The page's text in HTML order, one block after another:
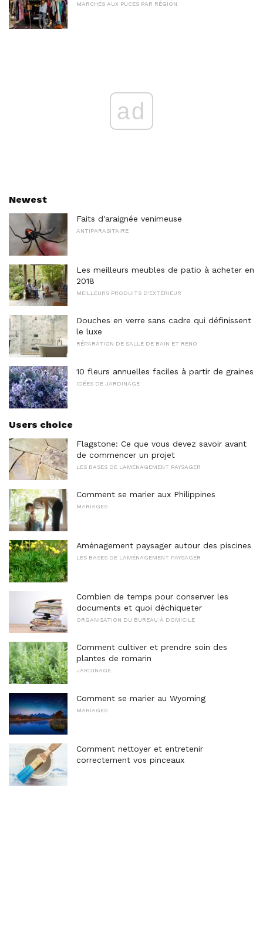
MARCHÉS AUX PUCES PAR RÉGION
ad
Newest
Faits d'araignée venimeuse
ANTIPARASITAIRE
Les meilleurs meubles de patio à acheter en
2018
MEILLEURS PRODUITS D'EXTÉRIEUR
Douches en verre sans cadre qui définissent
le luxe
RÉPARATION DE SALLE DE BAIN ET RENO
10 fleurs annuelles faciles à partir de graines
IDÉES DE JARDINAGE
Users choice
Flagstone: Ce que vous devez savoir avant
de commencer un projet
LES BASES DE L'AMÉNAGEMENT PAYSAGER
Comment se marier aux Philippines
MARIAGES
Aménagement paysager autour des piscines
LES BASES DE L'AMÉNAGEMENT PAYSAGER
Combien de temps pour conserver les
documents et quoi déchiqueter
ORGANISATION DU BUREAU À DOMICILE
Comment cultiver et prendre soin des
plantes de romarin
JARDINAGE
Comment se marier au Wyoming
MARIAGES
Comment nettoyer et entretenir
correctement vos pinceaux